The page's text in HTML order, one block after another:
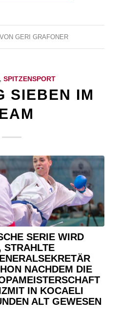
VONGERI GRAFONER
,SPITZENSPORT
SIEBEN IM
SERIE WIRD
STRAHLTE
NACHDEM DIE
IN KOCAELI
ALT GEWESEN